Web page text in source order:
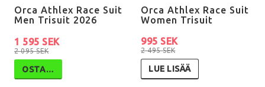
Orca Athlex Race Suit
Men Trisuit 2026
2 095 SEK
1 595 SEK
OSTA…
Orca Athlex Race Suit
Women Trisuit
2 495 SEK
995 SEK
LUE LISÄÄ